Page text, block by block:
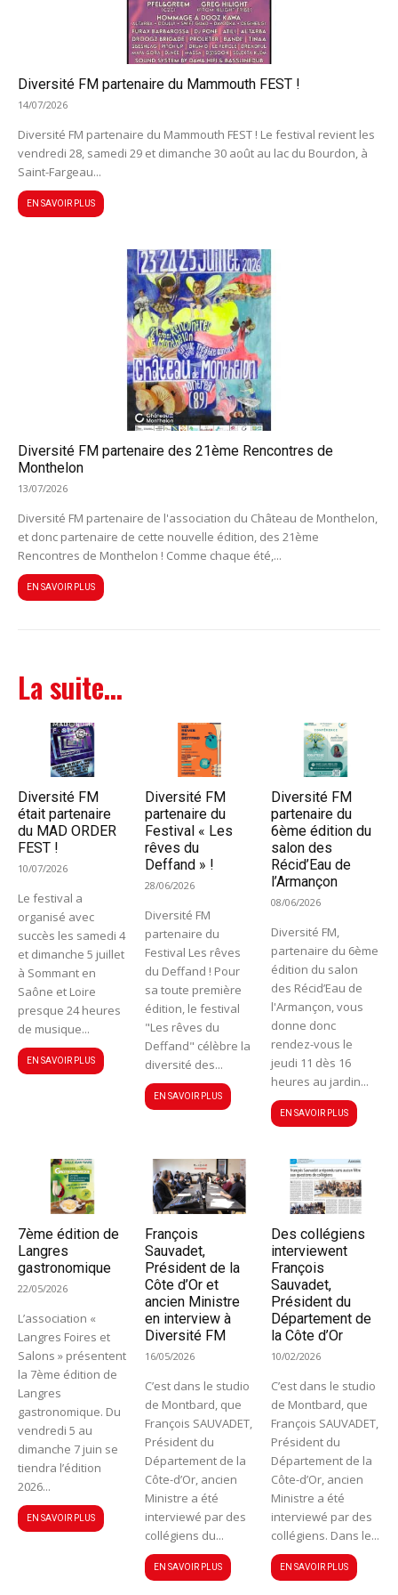
Diversité FM partenaire du Mammouth FEST !
14/07/2026
Diversité FM partenaire du Mammouth FEST ! Le festival revient les
vendredi 28, samedi 29 et dimanche 30 août au lac du Bourdon, à
Saint-Fargeau...
EN SAVOIR PLUS
Diversité FM partenaire des 21ème Rencontres de
Monthelon
13/07/2026
Diversité FM partenaire de l'association du Château de Monthelon,
et donc partenaire de cette nouvelle édition, des 21ème
Rencontres de Monthelon ! Comme chaque été,...
EN SAVOIR PLUS
La suite...
Diversité FM
était partenaire
du MAD ORDER
FEST !
10/07/2026
Le festival a
organisé avec
succès les samedi 4
et dimanche 5 juillet
à Sommant en
Saône et Loire
presque 24 heures
de musique...
EN SAVOIR PLUS
Diversité FM
partenaire du
Festival « Les
rêves du
Deffand » !
28/06/2026
Diversité FM
partenaire du
Festival Les rêves
du Deffand ! Pour
sa toute première
édition, le festival
"Les rêves du
Deffand" célèbre la
diversité des...
EN SAVOIR PLUS
Diversité FM
partenaire du
6ème édition du
salon des
Récid’Eau de
l’Armançon
08/06/2026
Diversité FM,
partenaire du 6ème
édition du salon
des Récid’Eau de
l'Armançon, vous
donne donc
rendez-vous le
jeudi 11 dès 16
heures au jardin...
EN SAVOIR PLUS
7ème édition de
Langres
gastronomique
22/05/2026
L’association «
Langres Foires et
Salons » présentent
la 7ème édition de
Langres
gastronomique. Du
vendredi 5 au
dimanche 7 juin se
tiendra l’édition
2026...
EN SAVOIR PLUS
François
Sauvadet,
Président de la
Côte d’Or et
ancien Ministre
en interview à
Diversité FM
16/05/2026
C’est dans le studio
de Montbard, que
François SAUVADET,
Président du
Département de la
Côte-d’Or, ancien
Ministre a été
interviewé par des
collégiens du...
EN SAVOIR PLUS
Des collégiens
interviewent
François
Sauvadet,
Président du
Département de
la Côte d’Or
10/02/2026
C’est dans le studio
de Montbard, que
François SAUVADET,
Président du
Département de la
Côte-d’Or, ancien
Ministre a été
interviewé par des
collégiens. Dans le...
EN SAVOIR PLUS